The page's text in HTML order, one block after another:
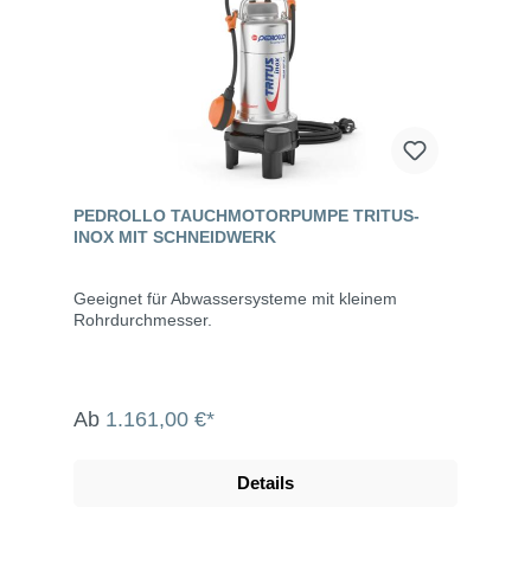
PEDROLLO TAUCHMOTORPUMPE TRITUS-
INOX MIT SCHNEIDWERK
Geeignet für Abwassersysteme mit kleinem
Rohrdurchmesser.
Ab 1.161,00 €*
Details